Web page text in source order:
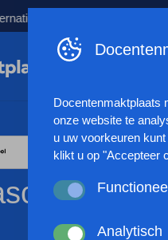
studenten
Docentenmaktplaats
onze website te
u uw voorkeuren
klikt u op "Accepteer
Functioneel
anoniem website
Analytisch